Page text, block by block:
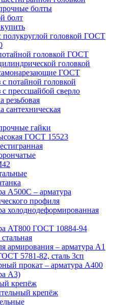
болты
болт
головкой ГОСТ
головкой ГОСТ
головкой
ГОСТ
с потайной головкой
с прессшайбой сверло
резьбовая
сантехническая
гайки
ГОСТ 15523
А500С – арматура
профиля
холоднодеформированная
АТ800 ГОСТ 10884-94
армирования – арматура А1
5781-82, сталь 3сп
прокат – арматура А400
А3)
крепёж
крепёж